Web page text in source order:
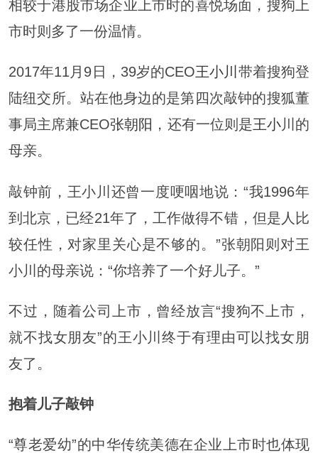
相较于港股市场企业上市时的喜悦场面，搜狗上
市时则多了一份温情。
2017年11月9日，39岁的CEO王小川 带着搜狗登
陆纽交所。站在他身边的是第四次敲钟的搜狐董
事局主席兼CEO张朝阳 ，还有一位则是王小川的
母亲。
敲钟前，王小川还曾一度哽咽地说：“我1996年
到北京，已经21年了，工作做得不错，但是人比
较任性，对家里关心是不够的。”张朝阳则对王
小川的母亲说：“你培养了一个好儿子。”
不过，随着公司上市，曾经放言“搜狗不上市，
就不找女朋友”的王小川终于有理由可以找女朋
友了。
抱着儿子敲钟
“尊老爱幼”的中华传统美德在企业上市时也体现